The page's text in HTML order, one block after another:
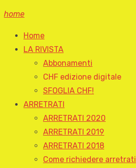
home
Home
LA RIVISTA
Abbonamenti
CHF edizione digitale
SFOGLIA CHF!
ARRETRATI
ARRETRATI 2020
ARRETRATI 2019
ARRETRATI 2018
Come richiedere arretrati